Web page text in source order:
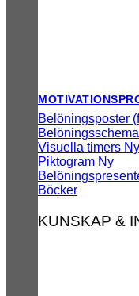
Belöningsposter
Visuella timers
Piktogram
Böcker
KUNSKAP &